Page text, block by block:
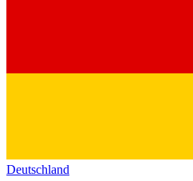
Deutschland